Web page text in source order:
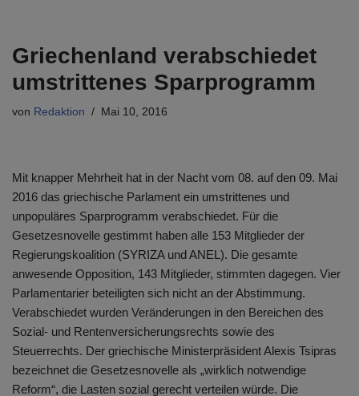
Griechenland verabschiedet
umstrittenes Sparprogramm
von Redaktion Mai 10, 2016
Mit knapper Mehrheit hat in der Nacht vom 08. auf den 09. Mai
2016 das griechische Parlament ein umstrittenes und
unpopuläres Sparprogramm verabschiedet. Für die
Gesetzesnovelle gestimmt haben alle 153 Mitglieder der
Regierungskoalition (SYRIZA und ANEL). Die gesamte
anwesende Opposition, 143 Mitglieder, stimmten dagegen. Vier
Parlamentarier beteiligten sich nicht an der Abstimmung.
Verabschiedet wurden Veränderungen in den Bereichen des
Sozial- und Rentenversicherungsrechts sowie des
Steuerrechts. Der griechische Ministerpräsident Alexis Tsipras
bezeichnet die Gesetzesnovelle als „wirklich notwendige
Reform“, die Lasten sozial gerecht verteilen würde. Die